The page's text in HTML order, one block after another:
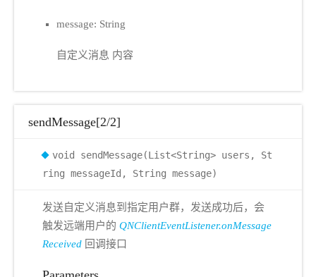
message: String
自定义消息 内容
sendMessage[2/2]
void sendMessage(List<String> users, St
ring messageId, String message)
发送自定义消息到指定用户群，发送成功后，会
触发远端用户的 QNClientEventListener.onMessage
Received 回调接口